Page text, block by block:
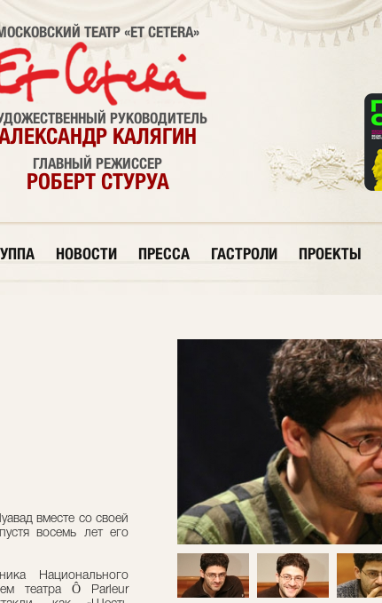
ТЕАТР «ET CETERA»
РУКОВОДИТЕЛЬ
КАЛЯГИН
ГЛАВНЫЙ РЕЖИССЕР
РОБЕРТ СТУРУА
НОВОСТИ ПРЕССА ГАСТРОЛИ ПРОЕКТЫ
вместе со своей
восемь лет его
Национального
театра Ô Parleur